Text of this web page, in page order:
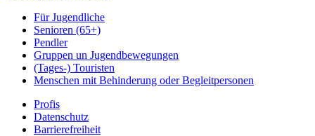
Für Jugendliche
Senioren (65+)
Pendler
Gruppen un Jugendbewegungen
(Tages-) Touristen
Menschen mit Behinderung oder Begleitpersonen
Profis
Datenschutz
Barrierefreiheit